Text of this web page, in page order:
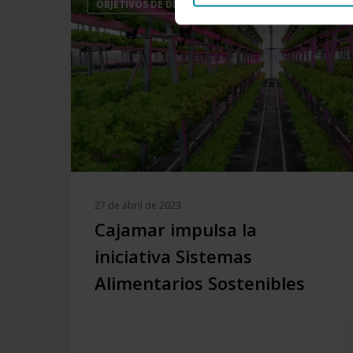
OBJETIVOS DE DESARROLLO SOSTENIBLE
impulsa
la
iniciativa
Sistemas
Alimentarios
27 de abril de 2023
Cajamar impulsa la
iniciativa Sistemas
Alimentarios Sostenibles